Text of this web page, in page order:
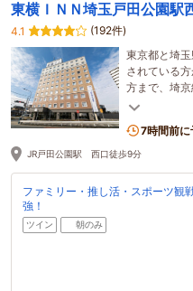
東横ＩＮＮ埼玉戸田公園駅
4.1
(192件)
東京都と埼
されている
方まで、埼
利！
7時間前に
JR戸田公園駅 西口徒歩9分
ファミリー・推し活・スポーツ観
強！
ツイン 朝のみ